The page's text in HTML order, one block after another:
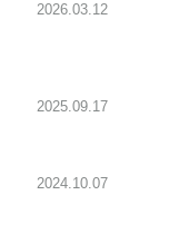
2026.03.12
2025.09.17
2024.10.07